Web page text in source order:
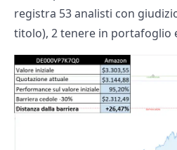
registra 53 analisti con
titolo), 2 tenere in portafoglio